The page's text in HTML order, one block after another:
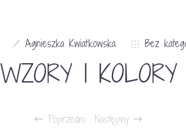
Agnieszka Kwiatkowska Bez
WZORY I KOLORY
Poprzedni Następny